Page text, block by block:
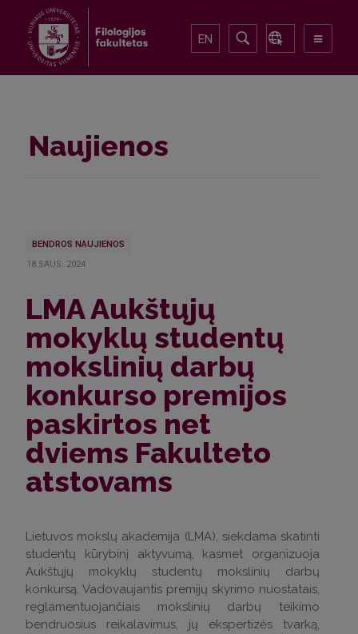
EN
Naujienos
BENDROS NAUJIENOS
18.SAUS..2024
LMA Aukštųjų
mokyklų studentų
mokslinių darbų
konkurso premijos
paskirtos net
dviems Fakulteto
atstovams
Lietuvos mokslų akademija (LMA), siekdama skatinti
studentų kūrybinį aktyvumą, kasmet organizuoja
Aukštųjų mokyklų studentų mokslinių darbų
konkursą. Vadovaujantis premijų skyrimo nuostatais,
reglamentuojančiais mokslinių darbų teikimo
bendruosius reikalavimus, jų ekspertizės tvarką,